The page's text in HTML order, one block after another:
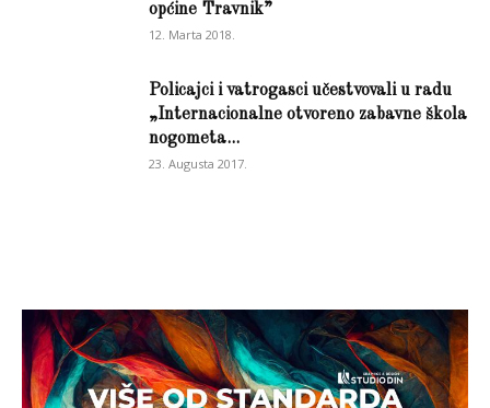
općine Travnik”
12. Marta 2018.
Policajci i vatrogasci učestvovali u radu
„Internacionalne otvoreno zabavne škola
nogometa...
23. Augusta 2017.